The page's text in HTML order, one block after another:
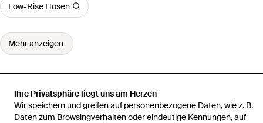
Ihre Privatsphäre liegt uns am Herzen
Wir speichern und greifen auf personenbezogene Daten, wie z. B.
Daten zum Browsingverhalten oder eindeutige Kennungen, auf
Low-Rise Hosen
Mehr anzeigen
Startseite Damen Hosen Antonelli Hosen Hose